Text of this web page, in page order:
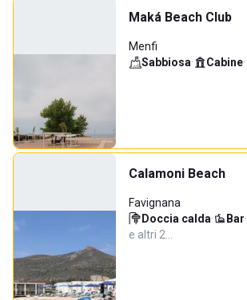
Maká Beach Club
Menfi
Sabbiosa· Cabine·
Calamoni Beach
Favignana
Doccia calda· Bar·
e altri 2…